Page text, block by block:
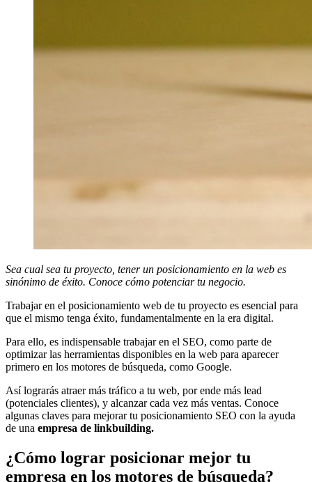
Sea cual sea tu proyecto, tener un posicionamiento en la web es
sinónimo de éxito. Conoce cómo potenciar tu negocio.
Trabajar en el posicionamiento web de tu proyecto es esencial para
que el mismo tenga éxito, fundamentalmente en la era digital.
Para ello, es indispensable trabajar en el SEO, como parte de
optimizar las herramientas disponibles en la web para aparecer
primero en los motores de búsqueda, como Google.
Así lograrás atraer más tráfico a tu web, por ende más lead
(potenciales clientes), y alcanzar cada vez más ventas. Conoce
algunas claves para mejorar tu posicionamiento SEO con la ayuda
de una empresa de linkbuilding.
¿Cómo lograr posicionar mejor tu
empresa en los motores de búsqueda?